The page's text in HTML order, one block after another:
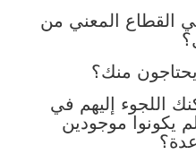
القطاع المعني من
منك؟
اللجوء إليهم في
يكونوا موجودين